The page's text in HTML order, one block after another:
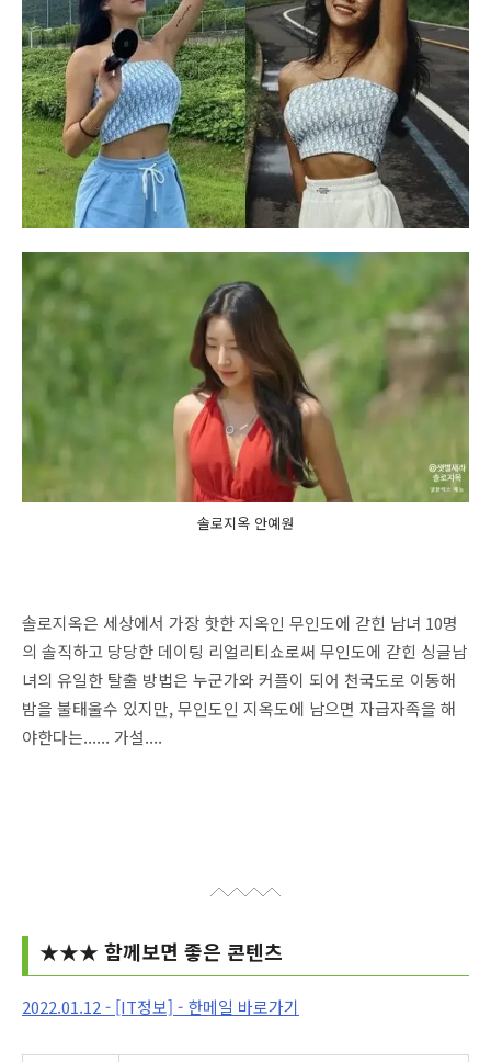
솔로지옥 안예원
솔로지옥은 세상에서 가장 핫한 지옥인 무인도에 갇힌 남녀 10명
의 솔직하고 당당한 데이팅 리얼리티쇼로써 무인도에 갇힌 싱글남
녀의 유일한 탈출 방법은 누군가와 커플이 되어 천국도로 이동해
밤을 불태울수 있지만, 무인도인 지옥도에 남으면 자급자족을 해
야한다는...... 가설....
★★★ 함께보면 좋은 콘텐츠
2022.01.12 - [IT정보] - 한메일 바로가기